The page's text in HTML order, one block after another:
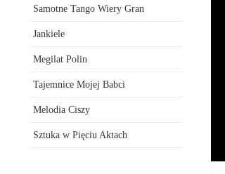
Samotne Tango Wiery Gran
Jankiele
Megilat Polin
Tajemnice Mojej Babci
Melodia Ciszy
Sztuka w Pięciu Aktach